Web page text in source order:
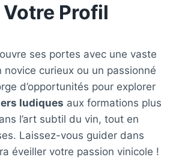
Profil
ses portes avec une vaste
novice curieux ou un passionné
d’opportunités pour explorer
ludiques aux formations plus
l’art subtil du vin, tout en
Laissez-vous guider dans
éveiller votre passion vinicole !